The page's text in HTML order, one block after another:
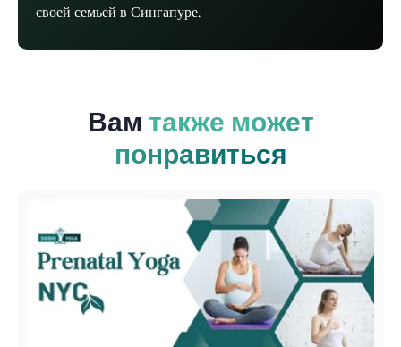
своей семьей в Сингапуре.
Вам также может
понравиться